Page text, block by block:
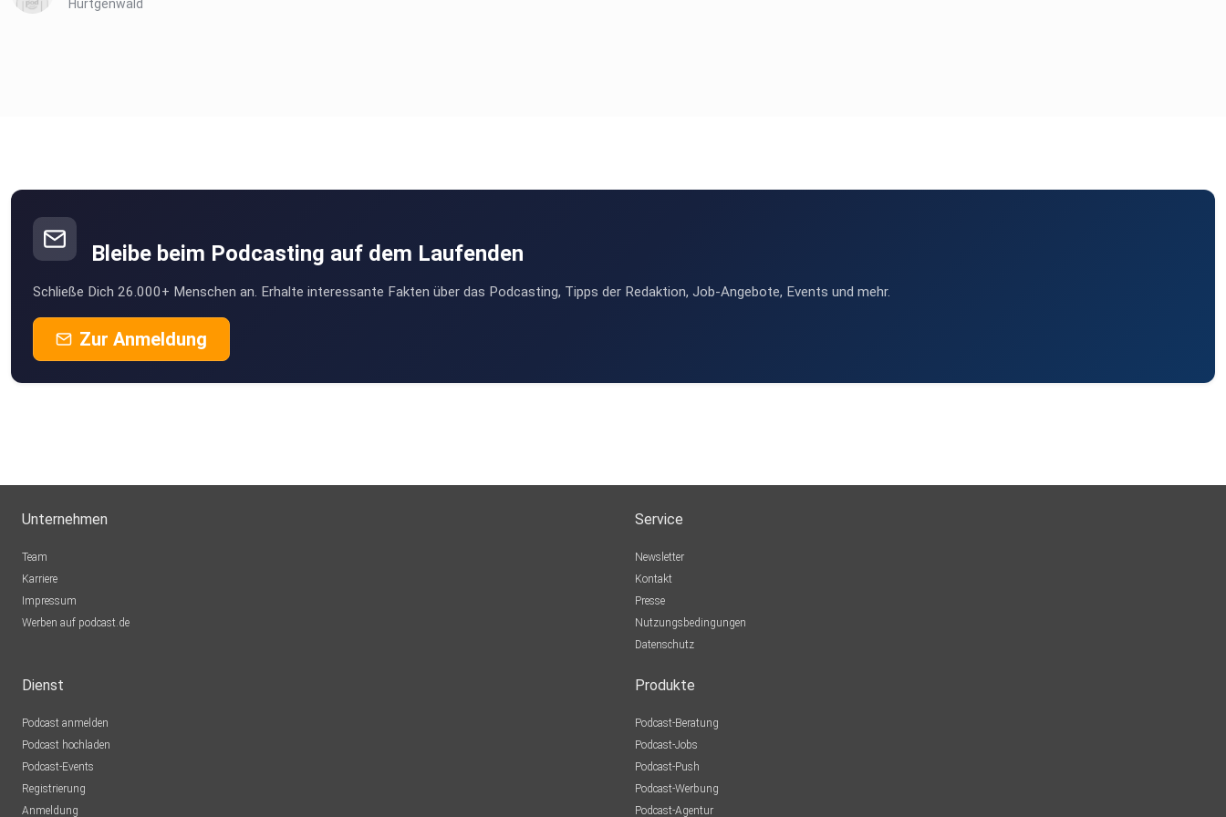
Hürtgenwald
Bleibe beim Podcasting auf dem Laufenden
Schließe Dich 26.000+ Menschen an. Erhalte interessante Fakten über das Podcasting, Tipps der Redaktion, Job-Angebote, Events und mehr.
Zur Anmeldung
Unternehmen
Team
Karriere
Impressum
Werben auf podcast.de
Service
Newsletter
Kontakt
Presse
Nutzungsbedingungen
Datenschutz
Dienst
Podcast anmelden
Podcast hochladen
Podcast-Events
Registrierung
Anmeldung
Produkte
Podcast-Beratung
Podcast-Jobs
Podcast-Push
Podcast-Werbung
Podcast-Agentur